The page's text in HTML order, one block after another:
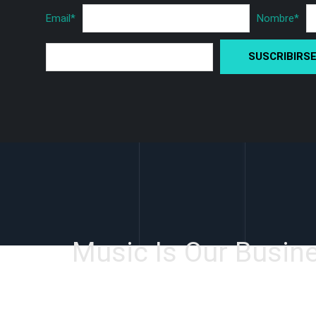
Email* Nombre*
Music Is Our